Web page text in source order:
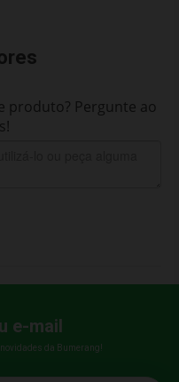
produto? Pergunte ao
e-mail
da Bumerang!